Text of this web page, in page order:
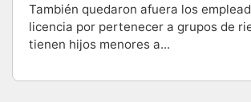
También quedaron afuera los
licencia por pertenecer a grupos de
tienen hijos menores a...